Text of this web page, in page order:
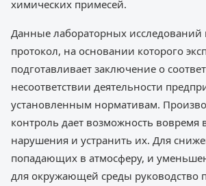
химических примесей.
Данные лабораторных исследований
протокол, на основании которого
подготавливает заключение о
несоответствии деятельности
установленным нормативам.
контроль дает возможность вовремя
нарушения и устранить их. Для
попадающих в атмосферу, и
для окружающей среды руководство